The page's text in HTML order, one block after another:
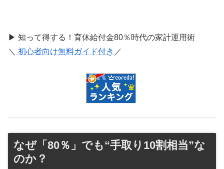
▶ 知って得する！育休給付金80％時代の家計運用術
＼ 初心者向け無料ガイド付き ／
なぜ「80％」でも“手取り10割相当”な
のか？